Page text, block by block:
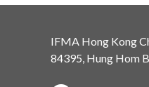
IFMA Hong Kong
84395, Hung Hom